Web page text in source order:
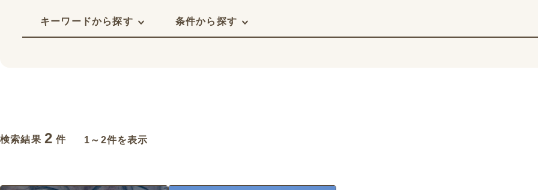
キーワードから探す 条件から探す
検索結果 2 件 1～2件を表示